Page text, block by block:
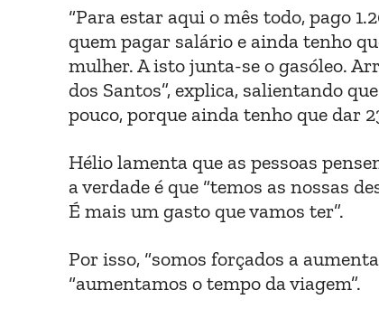
“Para estar aqui o mês todo, pago
quem pagar salário e ainda tenho
mulher. A isto junta-se o gasóleo.
dos Santos”, explica, salientando
pouco, porque ainda tenho que dar
Hélio lamenta que as pessoas
a verdade é que “temos as nossas
É mais um gasto que vamos ter”.
Por isso, “somos forçados a
“aumentamos o tempo da viagem”.